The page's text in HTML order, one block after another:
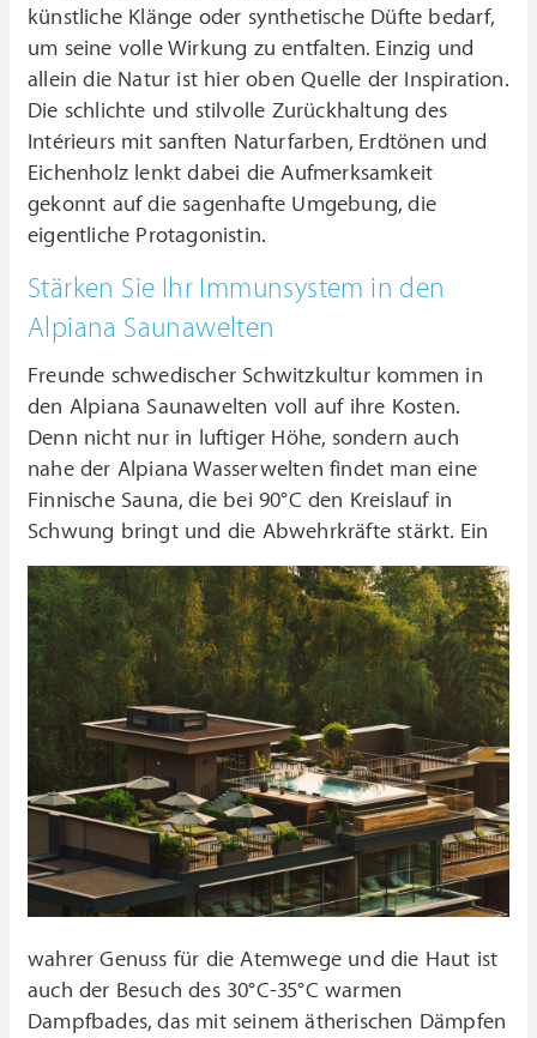
künstliche Klänge oder synthetische Düfte bedarf,
um seine volle Wirkung zu entfalten. Einzig und
allein die Natur ist hier oben Quelle der Inspiration.
Die schlichte und stilvolle Zurückhaltung des
Intérieurs mit sanften Naturfarben, Erdtönen und
Eichenholz lenkt dabei die Aufmerksamkeit
gekonnt auf die sagenhafte Umgebung, die
eigentliche Protagonistin.
Stärken Sie Ihr Immunsystem in den
Alpiana Saunawelten
Freunde schwedischer Schwitzkultur kommen in
den Alpiana Saunawelten voll auf ihre Kosten.
Denn nicht nur in luftiger Höhe, sondern auch
nahe der Alpiana Wasserwelten findet man eine
Finnische Sauna, die bei 90°C den Kreislauf in
Schwung bringt und die Abwehrkräfte stärkt. Ein
wahrer Genuss für die Atemwege und die Haut ist
auch der Besuch des 30°C-35°C warmen
Dampfbades, das mit seinem ätherischen Dämpfen